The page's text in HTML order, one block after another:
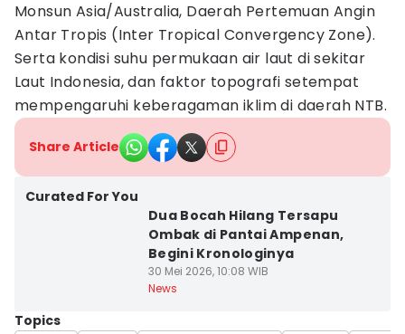
Monsun Asia/Australia, Daerah Pertemuan Angin
Antar Tropis (Inter Tropical Convergency Zone).
Serta kondisi suhu permukaan air laut di sekitar
Laut Indonesia, dan faktor topografi setempat
mempengaruhi keberagaman iklim di daerah NTB.
Share Article
Curated For You
Dua Bocah Hilang Tersapu
Ombak di Pantai Ampenan,
Begini Kronologinya
30 Mei 2026, 10:08 WIB
News
Topics